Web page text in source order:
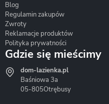
Hydrostop
Blog
Regulamin zakupów
Zwroty
Reklamacje produktów
Polityka prywatności
Gdzie się mieścimy
dom-lazienka.pl
Baśniowa 3a
05-805Otrębusy